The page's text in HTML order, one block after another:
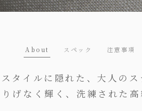
About スペック 注意事項
タイルに隠れた、大人のス
げなく輝く、洗練された高